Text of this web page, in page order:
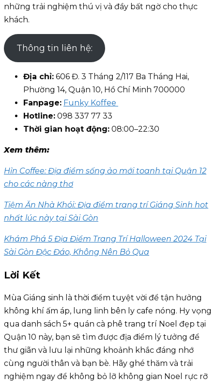
những trải nghiệm thú vị và đầy bất ngờ cho thực
khách.
Thông tin liên hệ:
Địa chỉ: 606 Đ. 3 Tháng 2/117 Ba Tháng Hai,
Phường 14, Quận 10, Hồ Chí Minh 700000
Fanpage: Funky Koffee
Hotline: 098 337 77 33
Thời gian hoạt động: 08:00–22:30
Xem thêm:
Hỉn Coffee: Địa điểm sống ảo mới toanh tại Quận 12
cho các nàng thơ
Tiệm Ăn Nhà Khói: Địa điểm trang trí Giáng Sinh hot
nhất lúc này tại Sài Gòn
Khám Phá 5 Địa Điểm Trang Trí Halloween 2024 Tại
Sài Gòn Độc Đáo, Không Nên Bỏ Qua
Lời Kết
Mùa Giáng sinh là thời điểm tuyệt vời để tận hưởng
không khí ấm áp, lung linh bên ly cafe nóng. Hy vọng
qua danh sách 5+ quán cà phê trang trí Noel đẹp tại
Quận 10 này, bạn sẽ tìm được địa điểm lý tưởng để
thư giãn và lưu lại những khoảnh khắc đáng nhớ
cùng người thân và bạn bè. Hãy ghé thăm và trải
nghiệm ngay để không bỏ lỡ không gian Noel rực rỡ